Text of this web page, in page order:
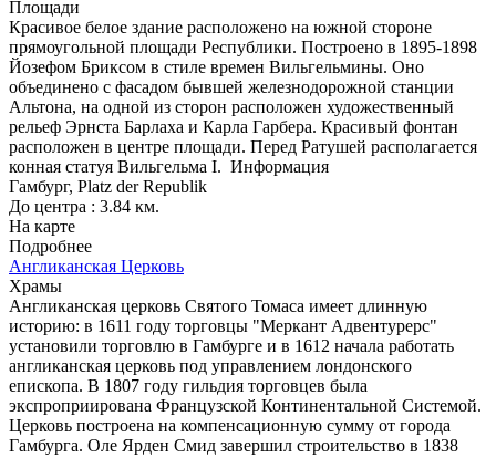
Площади
Красивое белое здание расположено на южной стороне
прямоугольной площади Республики. Построено в 1895-1898
Йозефом Бриксом в стиле времен Вильгельмины. Оно
объединено с фасадом бывшей железнодорожной станции
Альтона, на одной из сторон расположен художественный
рельеф Эрнста Барлаха и Карла Гарбера. Красивый фонтан
расположен в центре площади. Перед Ратушей располагается
конная статуя Вильгельма I. Информация
Гамбург, Platz der Republik
До центра : 3.84 км.
На карте
Подробнее
Англиканская Церковь
Храмы
Англиканская церковь Святого Томаса имеет длинную
историю: в 1611 году торговцы "Меркант Адвентурерс"
установили торговлю в Гамбурге и в 1612 начала работать
англиканская церковь под управлением лондонского
епископа. В 1807 году гильдия торговцев была
экспроприирована Французской Континентальной Системой.
Церковь построена на компенсационную сумму от города
Гамбурга. Оле Ярден Смид завершил строительство в 1838